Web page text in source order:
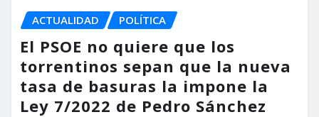
ACTUALIDAD POLÍTICA
El PSOE no quiere que los
torrentinos sepan que la nueva
tasa de basuras la impone la
Ley 7/2022 de Pedro Sánchez